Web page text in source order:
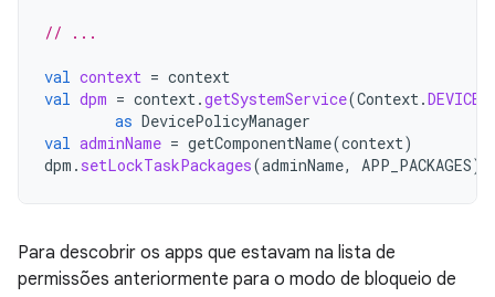
// ...
val context = context
val dpm = context.getSystemService(Context.
as DevicePolicyManager
val adminName = getComponentName(context)
dpm . setLockTaskPackages(adminName, APP_PACKAGES)
Para descobrir os apps que estavam na lista de
permissões anteriormente para o modo de bloqueio de